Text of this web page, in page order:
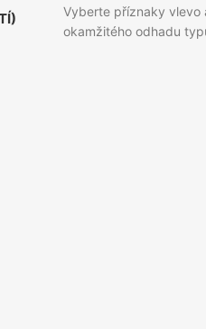
Vyberte příznaky vlevo
okamžitého odhadu